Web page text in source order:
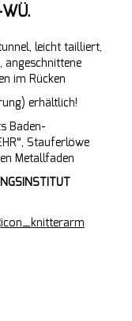
leicht tailliert,
im Rücken
erhältlich!
Baden-
Stauferlöwe
Metallfaden